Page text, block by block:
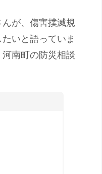
が、傷害撲滅規
いと語っていま
南町の防災相談